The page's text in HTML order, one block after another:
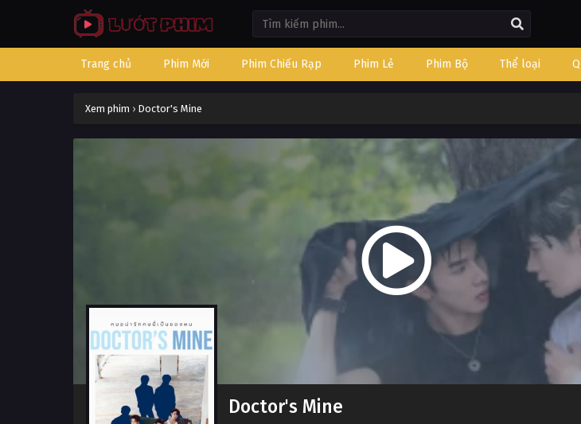
Trang chủ Phim Mới Phim Chiếu Rạp Phim Lẻ Phim Bộ Thể loại
Xem phim › Doctor's Mine
Doctor's Mine